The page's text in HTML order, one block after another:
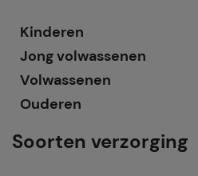
Kinderen
Jong volwassenen
Volwassenen
Ouderen
Soorten verzorging